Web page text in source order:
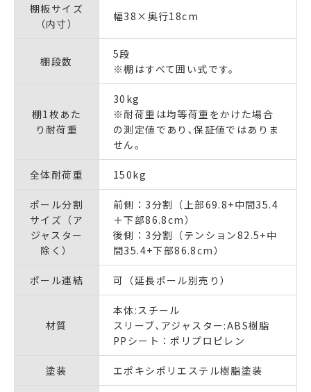
棚板サイズ
（内寸）
幅38×奥行18cm
棚段数
5段
※棚はすべて囲い式です。
棚1枚あた
り耐荷重
30kg
※耐荷重は均等荷重をかけた場合
の測定値であり､保証値ではありま
せん｡
全体耐荷重 150kg
ポール分割
サイズ（ア
ジャスター
除く）
前側：3分割（上部69.8+中間35.4
＋下部86.8cm）
後側：3分割（テンション82.5+中
間35.4+下部86.8cm）
ポール連結 可（延長ポール別売り）
材質
本体:スチール
スリーブ､アジャスター:ABS樹脂
PPシート：ポリプロピレン
塗装 エポキシポリエステル樹脂塗装